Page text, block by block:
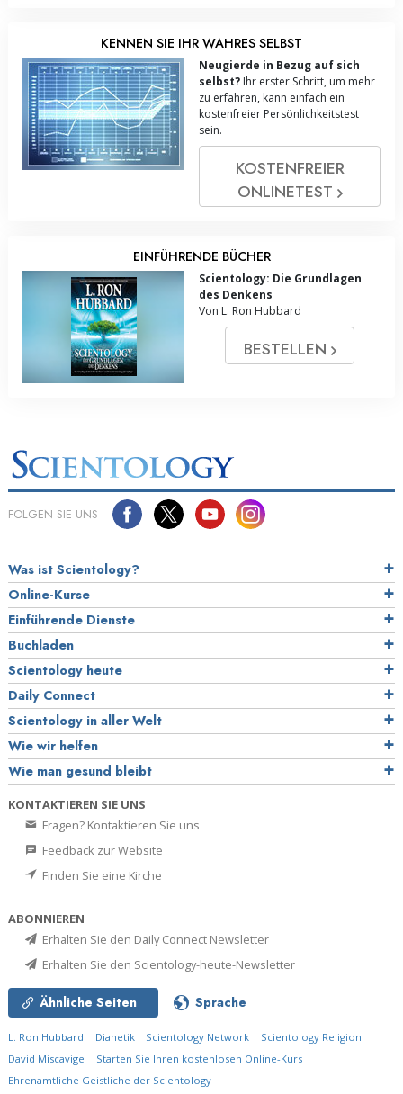
KENNEN SIE IHR WAHRES SELBST
Neugierde in Bezug auf sich
selbst? Ihr erster Schritt, um mehr
zu erfahren, kann einfach ein
kostenfreier Persönlichkeitstest
sein.
KOSTENFREIER
ONLINE­TEST
EINFÜHRENDE BÜCHER
Scientology: Die Grundlagen
des Denkens
Von L. Ron Hubbard
BESTELLEN
FOLGEN SIE UNS
Was ist Scientology?
Online-Kurse
Einführende Dienste
Buchladen
Scientology heute
Daily Connect
Scientology in aller Welt
Wie wir helfen
Wie man gesund bleibt
KONTAKTIEREN SIE UNS
Fragen? Kontaktieren Sie uns
Feedback zur Website
Finden Sie eine Kirche
ABONNIEREN
Erhalten Sie den Daily Connect Newsletter
Erhalten Sie den Scientology-heute-Newsletter
Ähnliche Seiten Sprache
L. Ron Hubbard Dianetik Scientology Network
Scientology Religion
David Miscavige
Starten Sie Ihren kostenlosen Online-Kurs
Ehrenamtliche Geistliche der Scientology